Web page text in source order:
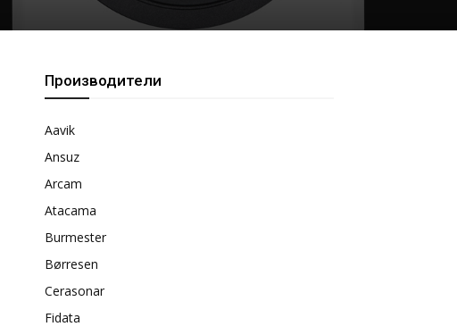
Производители
Aavik
Ansuz
Arcam
Atacama
Burmester
Børresen
Cerasonar
Fidata